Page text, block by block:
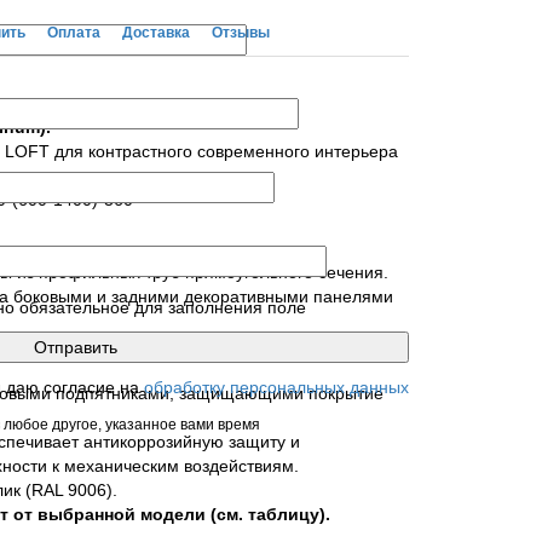
обязательное для заполнения поле
даю согласие наобработку персональных данных
другое, указанное вами время
Оплата Доставка Отзывы
для контрастного современного интерьера
1400)*360
из профильных труб прямоугольного сечения.
боковыми и задними декоративными панелями
декоративного покрытия зависит от модели
подпятниками, защищающими покрытие
антикоррозийную защиту и
к механическим воздействиям.
(RAL 9006).
от выбранной модели (см. таблицу).